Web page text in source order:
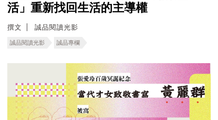
活」重新找回生活的主導權
撰文 誠品閱讀光影
誠品閱讀光影 誠品專欄